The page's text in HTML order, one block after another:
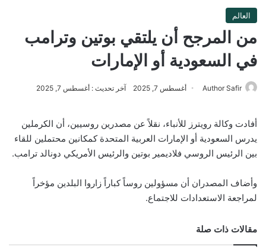
العالم
من المرجح أن يلتقي بوتين وترامب
في السعودية أو الإمارات
Author Safir أغسطس 7, 2025 آخر تحديث : أغسطس 7, 2025
أفادت وكالة رويترز للأنباء، نقلاً عن مصدرين روسيين، أن الكرملين
يدرس السعودية أو الإمارات العربية المتحدة كمكانين محتملين للقاء
بين الرئيس الروسي فلاديمير بوتين والرئيس الأمريكي دونالد ترامب.
وأضاف المصدران أن مسؤولين روساً كباراً زاروا البلدين مؤخراً
لمراجعة الاستعدادات للاجتماع.
مقالات ذات صلة